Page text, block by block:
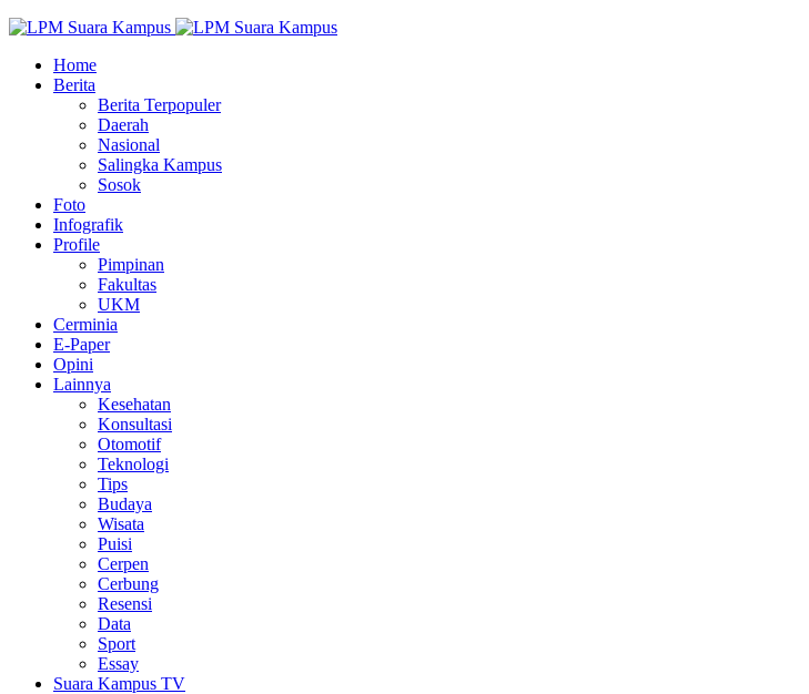
Home
Berita
Berita Terpopuler
Daerah
Nasional
Salingka Kampus
Sosok
Foto
Infografik
Profile
Pimpinan
Fakultas
UKM
Cerminia
E-Paper
Opini
Lainnya
Kesehatan
Konsultasi
Otomotif
Teknologi
Tips
Budaya
Wisata
Puisi
Cerpen
Cerbung
Resensi
Data
Sport
Essay
Suara Kampus TV